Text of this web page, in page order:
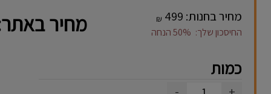
מחיר בחנות: ₪
החיסכון שלך: 50%הנחה מחיר
כמות